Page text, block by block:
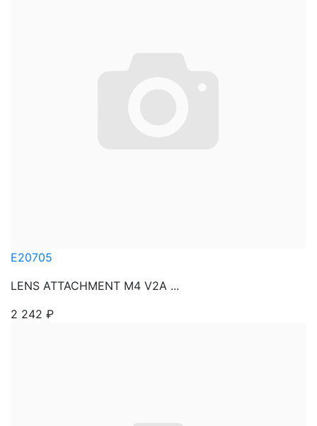
E20705
LENS ATTACHMENT M4 V2A ...
2 242 ₽